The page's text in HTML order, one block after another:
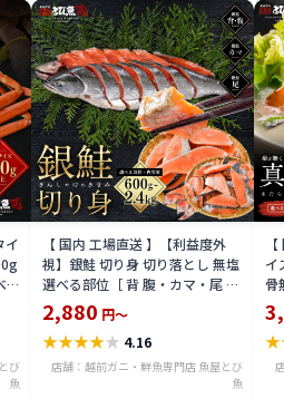
イ
び
魚
【 国内 工場直送 】【利益度外
視】銀鮭 切り身 切り落とし 無塩
選べる部位［ 背 腹・カマ・尾 ］
600g〜2.4kg 骨取り・骨無し 骨
あり 切り落とし 骨取り・骨無し
切身 ses2301-12ka
2,880 円～
★★★★★ 4.16
店舗：越前ガニ・鮮魚専門店 魚屋とび
魚
イ
骨
(
ラ
★